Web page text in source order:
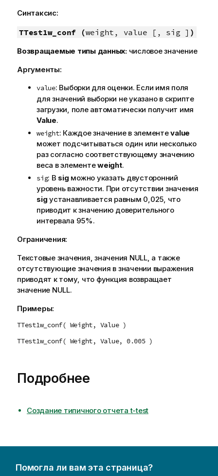
Синтаксис:
TTest1w_conf (weight, value [, sig ] )
Возвращаемые типы данных: числовое значение
Аргументы:
value: Выборки для оценки. Если имя поля
для значений выборки не указано в скрипте
загрузки, поле автоматически получит имя
Value.
weight: Каждое значение в элементеvalue
может подсчитываться один или несколько
раз согласно соответствующему значению
веса в элементеweight.
sig: В sig можно указать двусторонний
уровень важности. При отсутствии значения
sig устанавливается равным 0,025, что
приводит к значению доверительного
интервала 95%.
Ограничения:
Текстовые значения, значения NULL, а также
отсутствующие значения в значении выражения
приводят к тому, что функция возвращает
значение NULL.
Примеры:
TTest1w_conf( Weight, Value )
TTest1w_conf( Weight, Value, 0.005 )
Подробнее
Создание типичного отчета t-test
Помогла ли вам эта страница?